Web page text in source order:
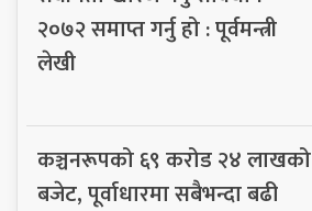
२०७२ समाप्त गर्नु हो : पूर्वमन्त्री
लेखी
कञ्चनरूपको ६९ करोड २४ लाखको
बजेट, पूर्वाधारमा सबैभन्दा बढी